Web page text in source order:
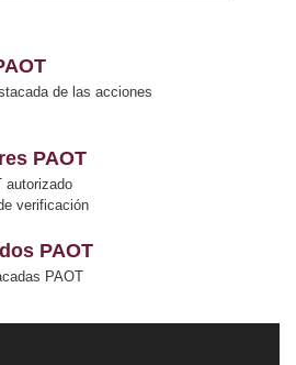
de las acciones
PAOT
autorizado
verificación
PAOT
PAOT